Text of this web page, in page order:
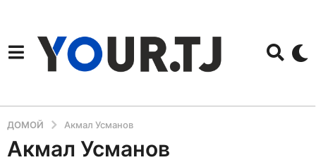
ДОМОЙ Акмал Усманов
Акмал Усманов